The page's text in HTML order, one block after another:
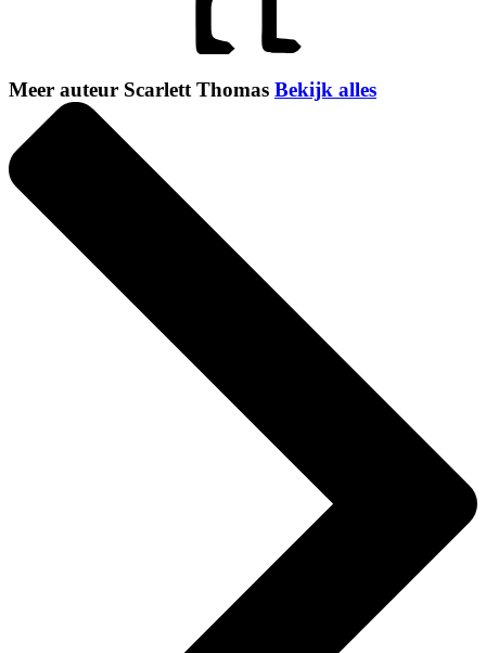
Meer auteur Scarlett Thomas Bekijk alles